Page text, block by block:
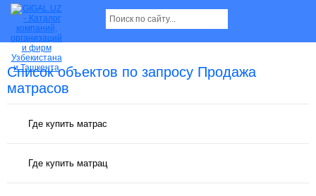
Список объектов по запросу Продажа
матрасов
Где купить матрас
Где купить матрац